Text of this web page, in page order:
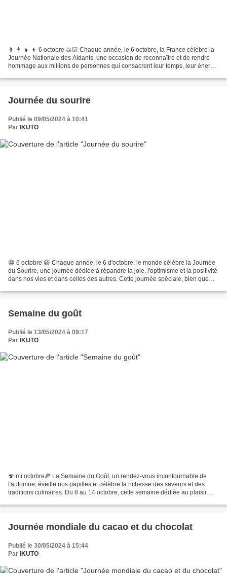
👨 👩 👧 👦 6 octobre 🤝🏻 Chaque année, le 6 octobre, la France célèbre la
Journée Nationale des Aidants, une occasion de reconnaître et de rendre
hommage aux millions de personnes qui consacrent leur temps, leur énergie
Journée du sourire
Publié le 09/05/2024 à 10:41
Par IKUTO
😁 6 octobre 😀 Chaque année, le 6 d'octobre, le monde célèbre la Journée
du Sourire, une journée dédiée à répandre la joie, l'optimisme et la positivité
dans nos vies et dans celles des autres. Cette journée spéciale, bien que
Semaine du goût
Publié le 13/05/2024 à 09:17
Par IKUTO
🍄 mi octobre🍕 La Semaine du Goût, un rendez-vous incontournable de
l'automne, éveille nos papilles et célèbre la richesse des saveurs et des
traditions culinaires. Du 8 au 14 octobre, cette semaine dédiée au plaisir
Journée mondiale du cacao et du chocolat
Publié le 30/05/2024 à 15:44
Par IKUTO